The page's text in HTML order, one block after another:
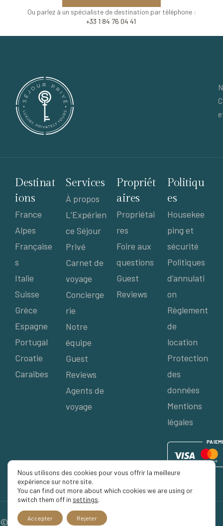
Ou parlez à un spécialiste de destination par téléphone :
+33 1 84 76 04 41
Destinat
ions
France
Alpes
Française
s
Italie
Suisse
Grèce
Espagne
Portugal
Croatie
Caraibes
Services
À propos
L’Expérien
ce Séjour
Privé
Carnet de
voyage
Concierge
rie
Notre
équipe
Guest
Reviews
Agents de
voyage
Propriét
aires
Propriétai
res
Foire aux
questions
Guest
Reviews
Politiqu
es
Housekee
ping et
sécurité
Politiques
d’annulati
on
Règlement
de
location
Protection
des
données
Mentions
légales
PAIEM
© 2026 Séjour Privé, Tous droits réservés.
Nous utilisons des cookies pour vous offrir la meilleure
expérience sur notre site.
You can find out more about which cookies we are using or
switch them off in settings.
Accepter Rejeter